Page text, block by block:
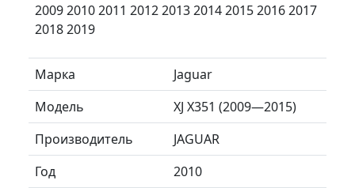
2009 2010 2011 2012 2013 2014 2015 2016 2017
2018 2019
Марка
Jaguar
Модель
XJ X351 (2009—2015)
Производитель
JAGUAR
Год
2010